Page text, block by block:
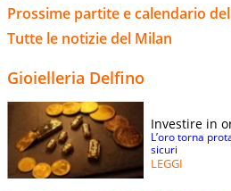
Prossime partite e calendario
Tutte le notizie del Milan
Gioielleria Delfino
Investire in
L’oro torna
sicuri
LEGGI